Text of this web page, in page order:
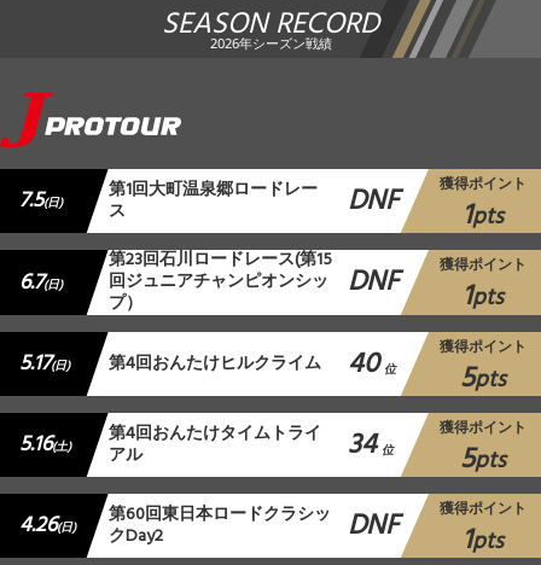
SEASON RECORD
2026年シーズン戦績
7.5(日) 第1回大町温泉郷ロードレー
ス DNF 獲得ポイント
1pts
6.7(日)
第23回石川ロードレース(第15
回ジュニアチャンピオンシッ
プ） DNF 獲得ポイント
1pts
5.17(日) 第4回おんたけヒルクライム 40 位
獲得ポイント
5pts
5.16(土) 第4回おんたけタイムトライ
アル 34 位
獲得ポイント
5pts
4.26(日) 第60回東日本ロードクラシッ
クDay2 DNF 獲得ポイント
1pts